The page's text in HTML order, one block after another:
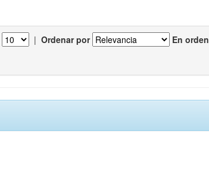
| Ordenar por En orden